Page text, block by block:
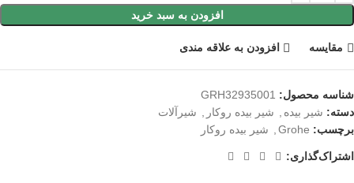
افزودن به سبد خرید
مقايسه افزودن به علاقه مندی
شناسه محصول: GRH32935001
دسته: شیر بیده شیر بیده روکار
شیرآلات
برچسب: Grohe شیر بیده روکار
اشتراک‌گذاری: